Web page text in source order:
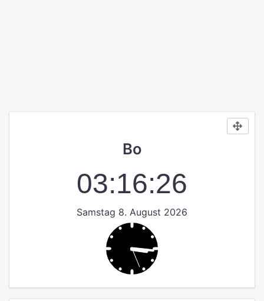
Bo
03:16:26
Samstag 8. August 2026